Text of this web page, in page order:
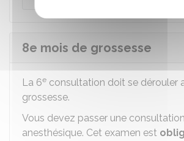
8e mois de grossesse
La 6e consultation doit se dérouler
grossesse.
Vous devez passer une
anesthésique. Cet examen est